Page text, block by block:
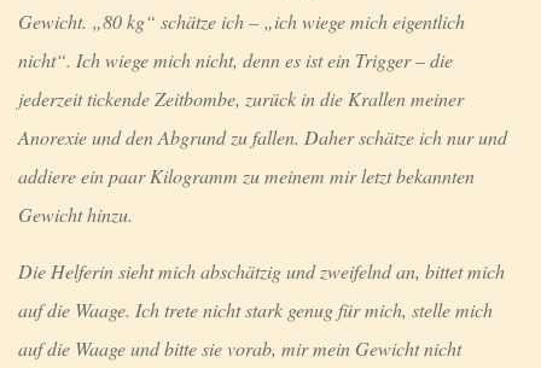
Gewicht. „80 kg“ schätze ich – „ich wiege mich eigentlich
nicht“. Ich wiege mich nicht, denn es ist ein Trigger – die
jederzeit tickende Zeitbombe, zurück in die Krallen meiner
Anorexie und den Abgrund zu fallen. Daher schätze ich nur und
addiere ein paar Kilogramm zu meinem mir letzt bekannten
Gewicht hinzu.
Die Helferin sieht mich abschätzig und zweifelnd an, bittet mich
auf die Waage. Ich trete nicht stark genug für mich, stelle mich
auf die Waage und bitte sie vorab, mir mein Gewicht nicht